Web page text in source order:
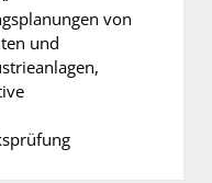
von
und